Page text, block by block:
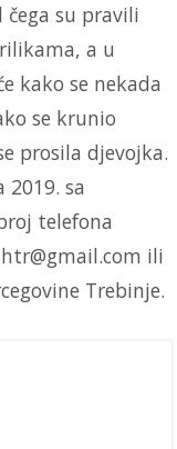
čega su pravili
a u
kako se nekada
se krunio
prosila djevojka.
2019. sa
telefona
ili
Trebinje.